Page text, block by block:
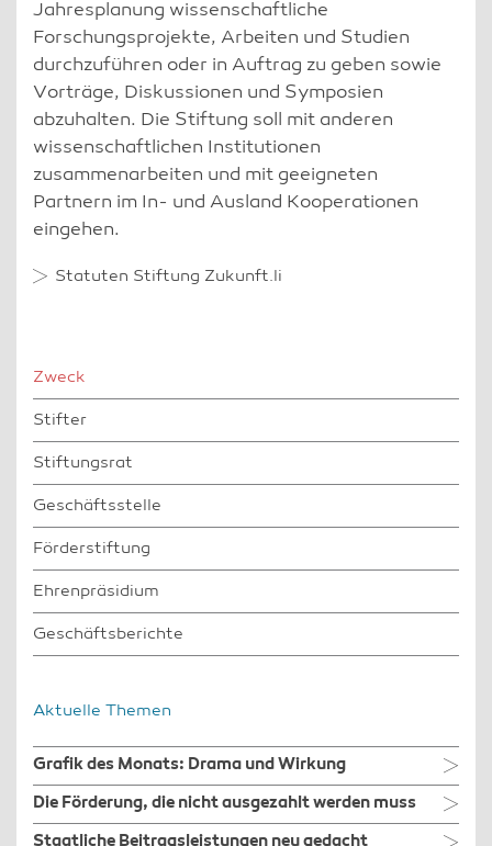
Jahresplanung wissenschaftliche
Forschungsprojekte, Arbeiten und Studien
durchzuführen oder in Auftrag zu geben sowie
Vorträge, Diskussionen und Symposien
abzuhalten. Die Stiftung soll mit anderen
wissenschaftlichen Institutionen
zusammenarbeiten und mit geeigneten
Partnern im In- und Ausland Kooperationen
eingehen.
Statuten Stiftung Zukunft.li
Zweck
Stifter
Stiftungsrat
Geschäftsstelle
Förderstiftung
Ehrenpräsidium
Geschäftsberichte
Aktuelle Themen
Grafik des Monats: Drama und Wirkung
Die Förderung, die nicht ausgezahlt werden muss
Staatliche Beitragsleistungen neu gedacht